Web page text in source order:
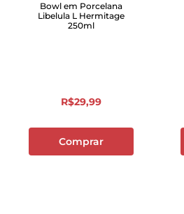
Bowl em Porcelana
Libelula L Hermitage
250ml
R$29,99
Comprar